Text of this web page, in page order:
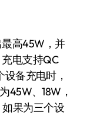
高45W，并
电支持QC
备充电时，
45W、18W，
果为三个设